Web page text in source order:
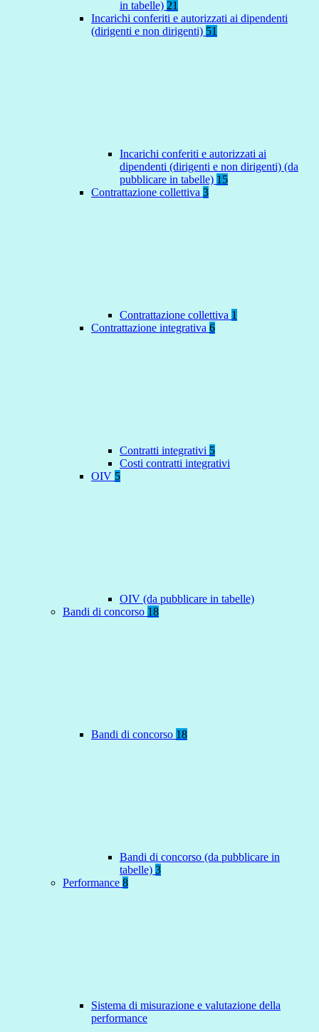
in tabelle) 21
Incarichi conferiti e autorizzati ai dipendenti
(dirigenti e non dirigenti) 51
Incarichi conferiti e autorizzati ai
dipendenti (dirigenti e non dirigenti) (da
pubblicare in tabelle) 15
Contrattazione collettiva 3
Contrattazione collettiva 1
Contrattazione integrativa 6
Contratti integrativi 5
Costi contratti integrativi
OIV 5
OIV (da pubblicare in tabelle)
Bandi di concorso 18
Bandi di concorso 18
Bandi di concorso (da pubblicare in
tabelle) 3
Performance 8
Sistema di misurazione e valutazione della
performance